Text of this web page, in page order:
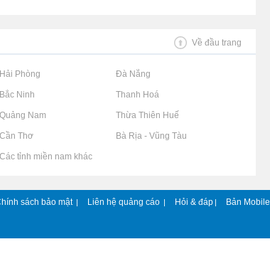
Về đầu trang
Phòng Rao vặt tại Đà Nẵng
Ninh Rao vặt tại Thanh Hoá
Nam Rao vặt tại Thừa Thiên Huế
Cần Thơ Rao vặt tại Bà Rịa - Vũng Tàu
Các tỉnh miền nam khác
sách bảo mật | Liên hệ quảng cáo | Hỏi & đáp | Bản Mobile